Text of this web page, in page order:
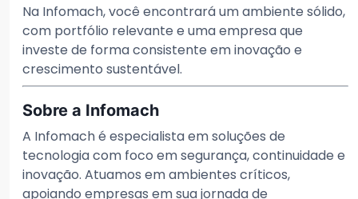
Na Infomach, você encontrará um ambiente sólido,
com portfólio relevante e uma empresa que
investe de forma consistente em inovação e
crescimento sustentável.
Sobre a Infomach
A Infomach é especialista em soluções de
tecnologia com foco em segurança, continuidade e
inovação. Atuamos em ambientes críticos,
apoiando empresas em sua jornada de